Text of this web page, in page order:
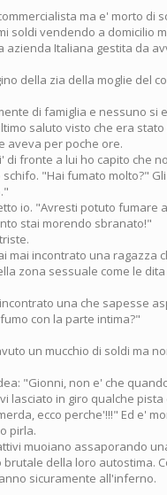
ma e' morto di
soldi vendendo a domicilio
azienda Italiana gestita da
della zia della moglie del
di famiglia e nessuno si
saluto visto che era
aveva per poche ore.
di fronte a lui ho capito che
"Hai fumato molto?"
io. "Avresti potuto fumare
stai morendo sbranato!"
mai incontrato una ragazza
zona sessuale come le
una che sapesse
con la parte intima?"
un mucchio di soldi ma
"Gionni, non e' che
lasciato in giro qualche pista
ecco perche'!!!" Ed e'
pirla.
muoiano assaporando
della loro autostima.
sicuramente all'inferno.